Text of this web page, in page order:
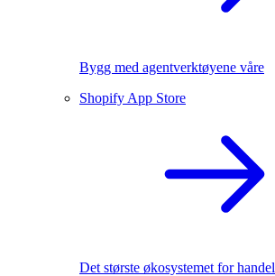
Bygg med agentverktøyene våre
Shopify App Store
Det største økosystemet for handel